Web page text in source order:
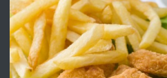
ПРЕДЛАГА Работа за